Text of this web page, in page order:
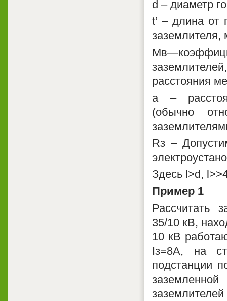
d – диаметр
t’ – длина от
заземлителя,
расстояния
а –
(обычно
Rз –
Здесь l>d,
Пример 1
Рассчитать
35/10 кВ,
10 кВ
Iз=8А, на
подстанции